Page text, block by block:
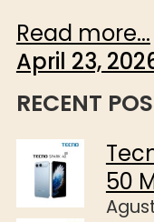
Read more...
April 23,
RECENT
50